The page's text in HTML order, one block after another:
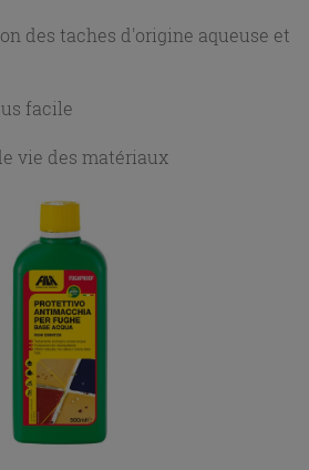
des taches d'origine aqueuse et
facile
vie des matériaux